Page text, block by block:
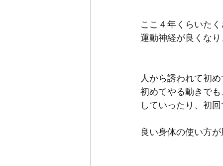
ここ４年くらいた
運動神経が良くな
人から誘われて初
初めてやる動きで
していったり、初
良い身体の使い方